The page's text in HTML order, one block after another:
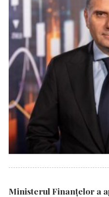
Ministerul Finanțelor a